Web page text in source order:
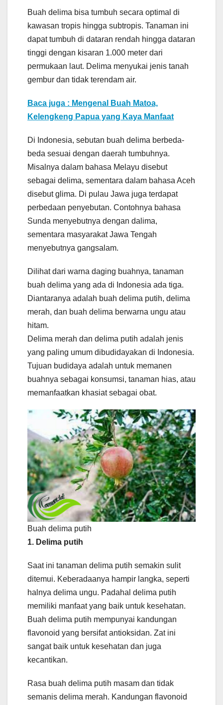
Buah delima bisa tumbuh secara optimal di
kawasan tropis hingga subtropis. Tanaman ini
dapat tumbuh di dataran rendah hingga dataran
tinggi dengan kisaran 1.000 meter dari
permukaan laut. Delima menyukai jenis tanah
gembur dan tidak terendam air.
Baca juga : Mengenal Buah Matoa,
Kelengkeng Papua yang Kaya Manfaat
Di Indonesia, sebutan buah delima berbeda-
beda sesuai dengan daerah tumbuhnya.
Misalnya dalam bahasa Melayu disebut
sebagai delima, sementara dalam bahasa Aceh
disebut glima. Di pulau Jawa juga terdapat
perbedaan penyebutan. Contohnya bahasa
Sunda menyebutnya dengan dalima,
sementara masyarakat Jawa Tengah
menyebutnya gangsalam.
Dilihat dari warna daging buahnya, tanaman
buah delima yang ada di Indonesia ada tiga.
Diantaranya adalah buah delima putih, delima
merah, dan buah delima berwarna ungu atau
hitam.
Delima merah dan delima putih adalah jenis
yang paling umum dibudidayakan di Indonesia.
Tujuan budidaya adalah untuk memanen
buahnya sebagai konsumsi, tanaman hias, atau
memanfaatkan khasiat sebagai obat.
Buah delima putih
1. Delima putih
Saat ini tanaman delima putih semakin sulit
ditemui. Keberadaanya hampir langka, seperti
halnya delima ungu. Padahal delima putih
memiliki manfaat yang baik untuk kesehatan.
Buah delima putih mempunyai kandungan
flavonoid yang bersifat antioksidan. Zat ini
sangat baik untuk kesehatan dan juga
kecantikan.
Rasa buah delima putih masam dan tidak
semanis delima merah. Kandungan flavonoid